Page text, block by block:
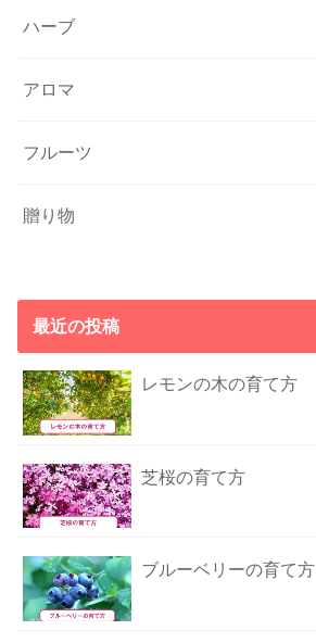
ハーブ
アロマ
フルーツ
贈り物
最近の投稿
レモンの木の育て方
芝桜の育て方
ブルーベリーの育て方